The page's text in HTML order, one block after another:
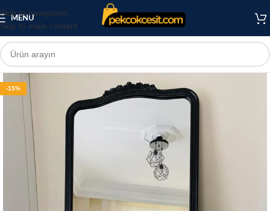
Skip to navigation
Skip to main content
MENU
-15%